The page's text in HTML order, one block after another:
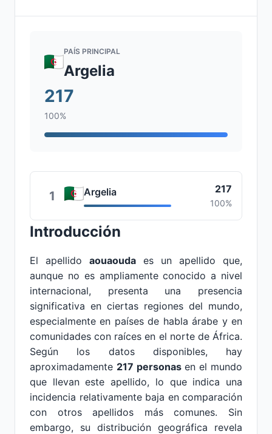
PAÍS PRINCIPAL
Argelia
217
100%
1 Argelia 217
100%
Introducción
El apellido aouaouda es un apellido que,
aunque no es ampliamente conocido a nivel
internacional, presenta una presencia
significativa en ciertas regiones del mundo,
especialmente en países de habla árabe y en
comunidades con raíces en el norte de África.
Según los datos disponibles, hay
aproximadamente 217 personasen el mundo
que llevan este apellido, lo que indica una
incidencia relativamente baja en comparación
con otros apellidos más comunes. Sin
embargo, su distribución geográfica revela